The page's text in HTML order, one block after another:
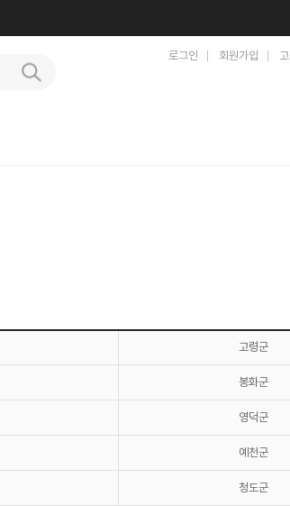
로그인 회원가입
고령군
봉화군
영덕군
예천군
청도군